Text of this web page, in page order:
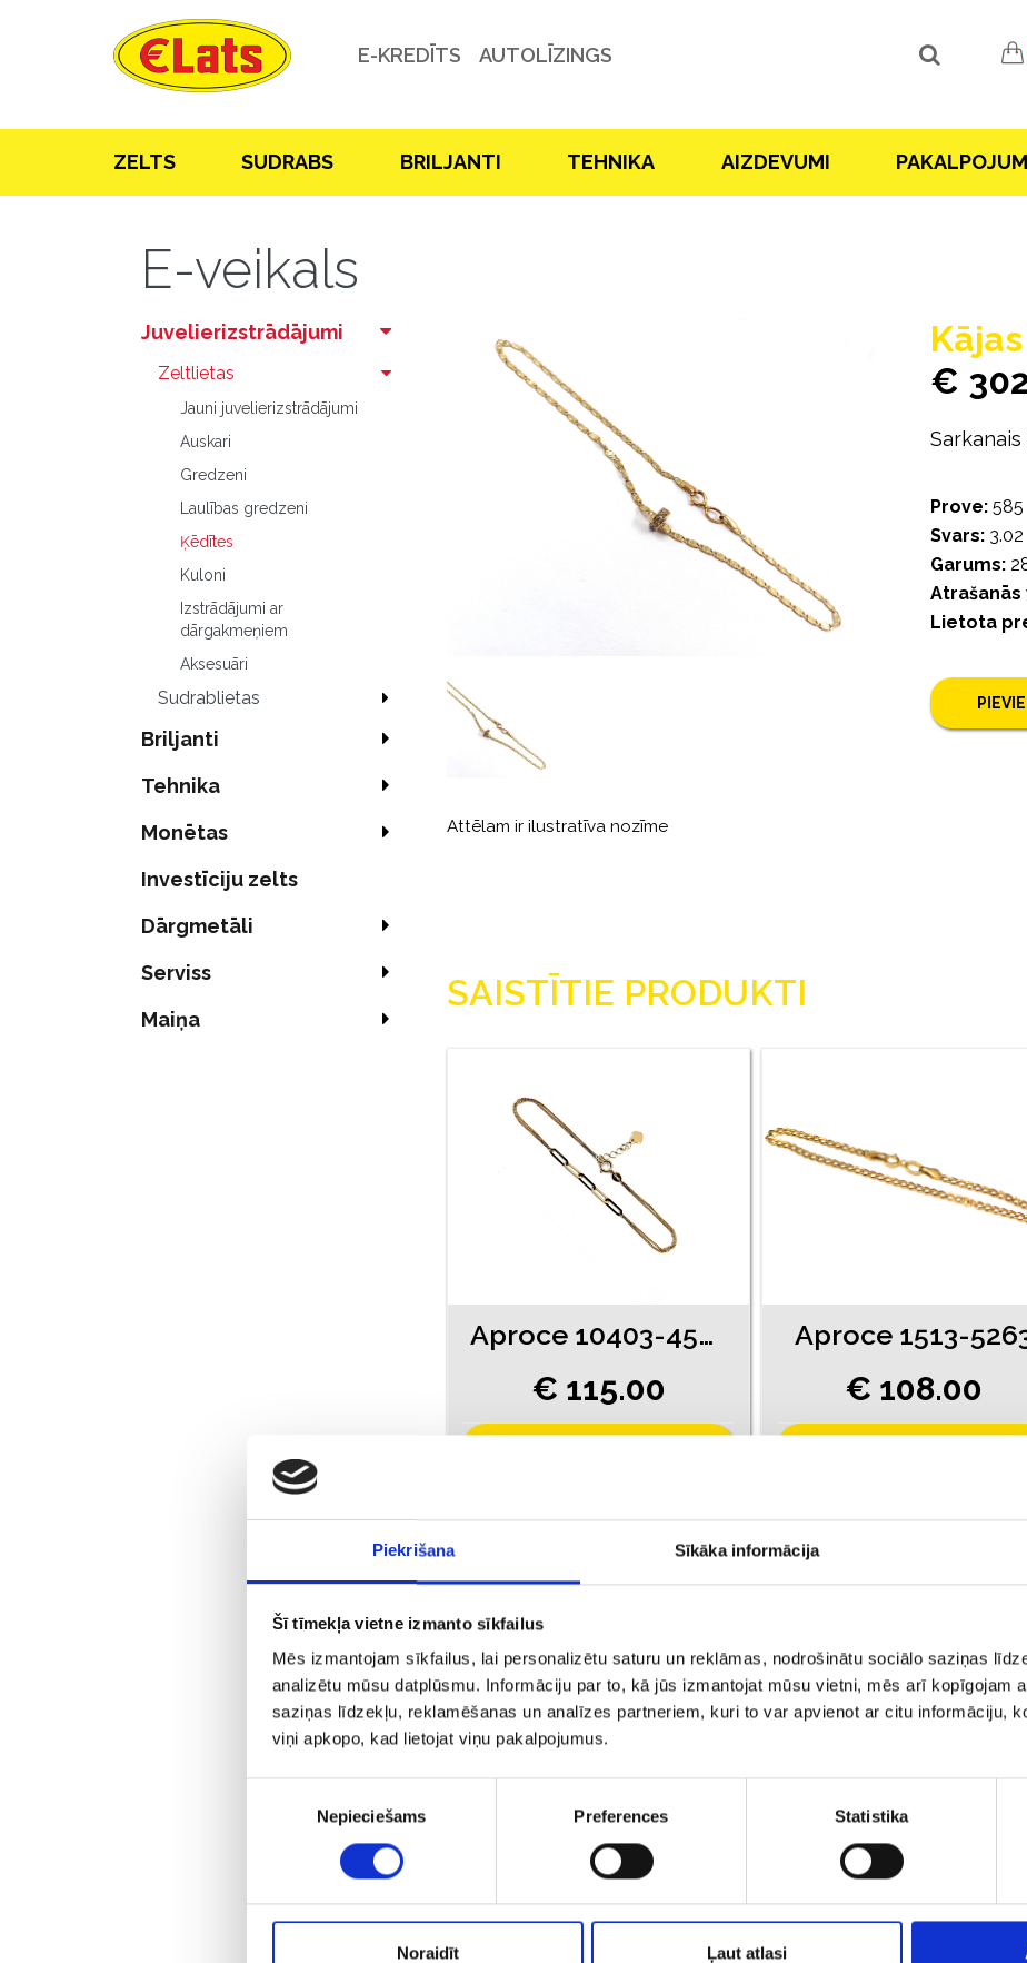
Piekrišana Sīkāka informācija
Šī tīmekļa vietne izmanto sīkfailus
Mēs izmantojam sīkfailus, lai personalizētu saturu un reklāmas, nodrošinātu sociālo saziņas
analizētu mūsu datplūsmu. Informāciju par to, kā jūs izmantojat mūsu vietni, mēs arī kopīgojam
saziņas līdzekļu, reklamēšanas un analīzes partneriem, kuri to var apvienot ar citu informāciju,
viņi apkopo, kad lietojat viņu pakalpojumus.
Nepieciešams Preferences Statistika
Noraidīt Ļaut atlasi
E-KREDĪTS AUTOLĪZINGS
ZELTS SUDRABS BRILJANTI TEHNIKA AIZDEVUMI
E-veikals
Juvelierizstrādājumi
Zeltlietas
Jauni juvelierizstrādājumi
Auskari
Gredzeni
Laulības gredzeni
Ķēdītes
Kuloni
Izstrādājumi ar
dārgakmeņiem
Aksesuāri
Sudrablietas
Briljanti
Tehnika
Monētas
Investīciju zelts
Dārgmetāli
Serviss
Maiņa
Attēlam ir ilustratīva nozīme
€
Prove: 585
Svars: 3.02
Garums:
Atrašanās
Lietota
SAISTĪTIE PRODUKTI
Aproce 10403-4551
€ 115.00
Aproce 1513-
€ 108.00
Aproce ap kāju 3490-0763
€ 119.56
PIEVIENOT GROZAM
Aproce
€ 115.00
PIEVIENOT GROZAM